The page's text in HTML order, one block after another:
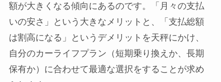
額が大きくなる傾向にあるのです。「月々の支払
いの安さ」という大きなメリットと、「支払総額
は割高になる」というデメリットを天秤にかけ、
自分のカーライフプラン（短期乗り換えか、長期
保有か）に合わせて最適な選択をすることが求め